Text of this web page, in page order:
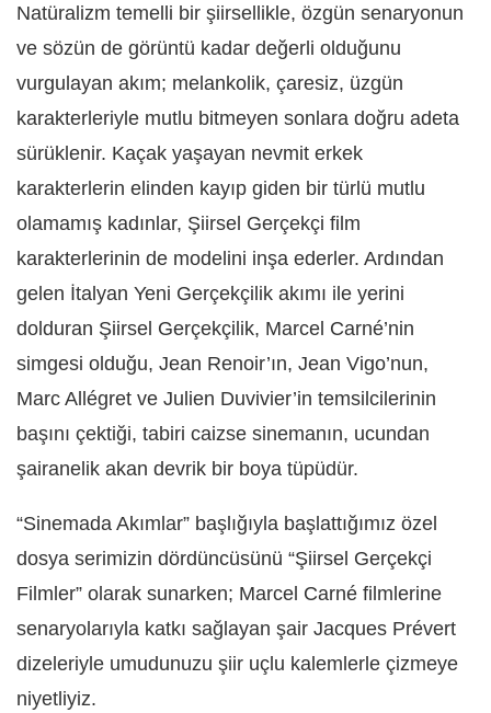
Natüralizm temelli bir şiirsellikle, özgün senaryonun
ve sözün de görüntü kadar değerli olduğunu
vurgulayan akım; melankolik, çaresiz, üzgün
karakterleriyle mutlu bitmeyen sonlara doğru adeta
sürüklenir. Kaçak yaşayan nevmit erkek
karakterlerin elinden kayıp giden bir türlü mutlu
olamamış kadınlar, Şiirsel Gerçekçi film
karakterlerinin de modelini inşa ederler. Ardından
gelen İtalyan Yeni Gerçekçilik akımı ile yerini
dolduran Şiirsel Gerçekçilik, Marcel Carné’nin
simgesi olduğu, Jean Renoir’ın, Jean Vigo’nun,
Marc Allégret ve Julien Duvivier’in temsilcilerinin
başını çektiği, tabiri caizse sinemanın, ucundan
şairanelik akan devrik bir boya tüpüdür.
“Sinemada Akımlar” başlığıyla başlattığımız özel
dosya serimizin dördüncüsünü “Şiirsel Gerçekçi
Filmler” olarak sunarken; Marcel Carné filmlerine
senaryolarıyla katkı sağlayan şair Jacques Prévert
dizeleriyle umudunuzu şiir uçlu kalemlerle çizmeye
niyetliyiz.